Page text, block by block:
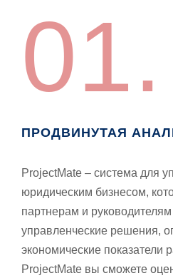
01.
ПРОДВИНУТАЯ
ProjectMate – система для
юридическим бизнесом,
партнерам и
управленческие решения,
экономические показатели
ProjectMate вы сможете